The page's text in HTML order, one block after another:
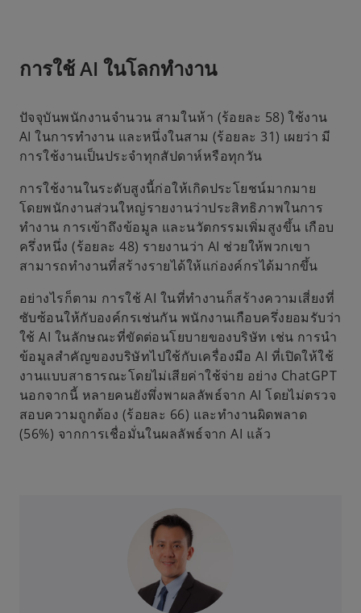
การใช้ AI ในโลกทำงาน
ปัจจุบันพนักงานจำนวน สามในห้า (ร้อยละ 58) ใช้งาน
AI ในการทำงาน และหนึ่งในสาม (ร้อยละ 31) เผยว่า มี
การใช้งานเป็นประจำทุกสัปดาห์หรือทุกวัน
การใช้งานในระดับสูงนี้ก่อให้เกิดประโยชน์มากมาย
โดยพนักงานส่วนใหญ่รายงานว่าประสิทธิภาพในการ
ทำงาน การเข้าถึงข้อมูล และนวัตกรรมเพิ่มสูงขึ้น เกือบ
ครึ่งหนึ่ง (ร้อยละ 48) รายงานว่า AI ช่วยให้พวกเขา
สามารถทำงานที่สร้างรายได้ให้แก่องค์กรได้มากขึ้น
อย่างไรก็ตาม การใช้ AI ในที่ทำงานก็สร้างความเสี่ยงที่
ซับซ้อนให้กับองค์กรเช่นกัน พนักงานเกือบครึ่งยอมรับว่า
ใช้ AI ในลักษณะที่ขัดต่อนโยบายของบริษัท เช่น การนำ
ข้อมูลสำคัญของบริษัทไปใช้กับเครื่องมือ AI ที่เปิดให้ใช้
งานแบบสาธารณะโดยไม่เสียค่าใช้จ่าย อย่าง ChatGPT
นอกจากนี้ หลายคนยังพึ่งพาผลลัพธ์จาก AI โดยไม่ตรวจ
สอบความถูกต้อง (ร้อยละ 66) และทำงานผิดพลาด
(56%) จากการเชื่อมั่นในผลลัพธ์จาก AI แล้ว